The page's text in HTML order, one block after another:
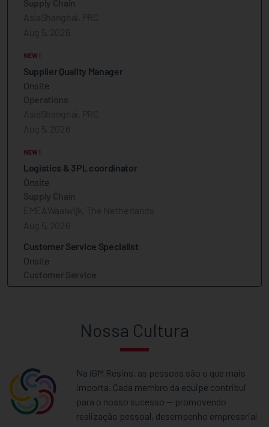
Nossa Cultura
Na iGM Resins, as pessoas são o que mais
importa. Cada membro da equipe contribui
para o nosso sucesso — promovendo
realização pessoal, desempenho empresarial